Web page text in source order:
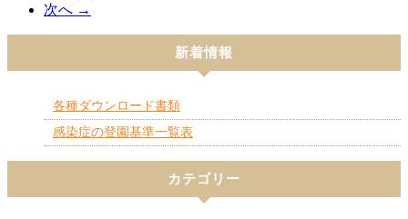
次へ →
新着情報
各種ダウンロード書類
感染症の登園基準一覧表
カテゴリー